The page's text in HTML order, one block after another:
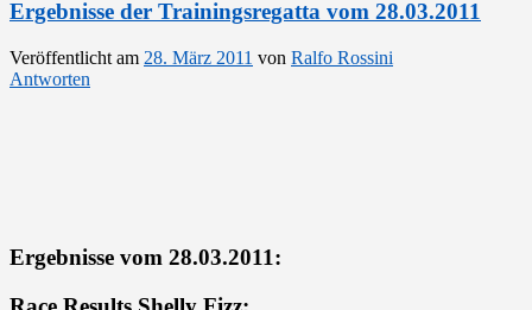
Ergebnisse der Trainingsregatta vom 28.03.2011
Veröffentlicht am 28. März 2011 von Ralfo Rossini
Antworten
Ergebnisse vom 28.03.2011: